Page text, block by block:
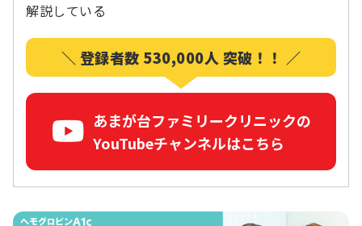
解説している
＼ 登録者数 530,000人 突破！！ ／
あまが台ファミリークリニックの
YouTubeチャンネルはこちら